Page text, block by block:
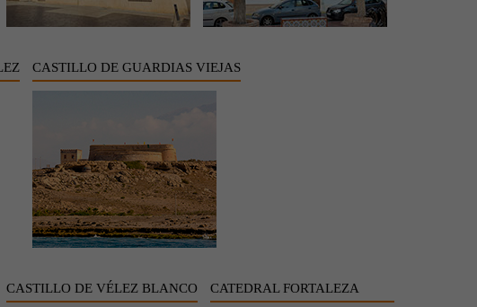
CASTILLO DE GUARDIAS VIEJAS
CASTILLO DE VÉLEZ BLANCO CATEDRAL FORTALEZA